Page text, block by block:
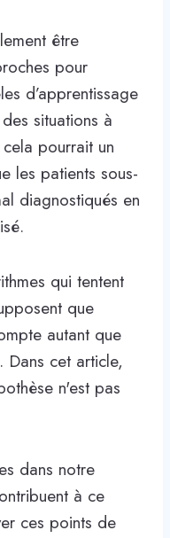
être
pour
d’apprentissage
situations à
pourrait un
les patients sous-
diagnostiqués en
qui tentent
que
autant que
cet article,
n'est pas
dans notre
à ce
ces points de